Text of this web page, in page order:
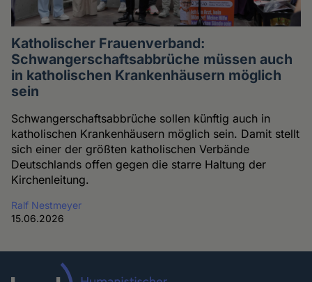
Katholischer Frauenverband:
Schwangerschaftsabbrüche müssen auch
in katholischen Krankenhäusern möglich
sein
Schwangerschaftsabbrüche sollen künftig auch in
katholischen Krankenhäusern möglich sein. Damit stellt
sich einer der größten katholischen Verbände
Deutschlands offen gegen die starre Haltung der
Kirchenleitung.
Ralf Nestmeyer
15.06.2026